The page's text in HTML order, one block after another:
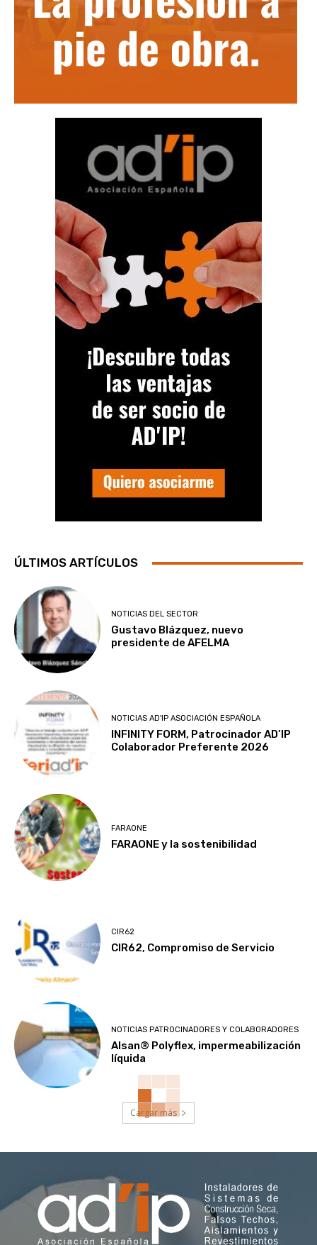
ÚLTIMOS ARTÍCULOS
NOTICIAS DEL SECTOR
Gustavo Blázquez, nuevo
presidente de AFELMA
NOTICIAS AD'IP ASOCIACIÓN ESPAÑOLA
INFINITY FORM, Patrocinador AD’IP
Colaborador Preferente 2026
FARAONE
FARAONE y la sostenibilidad
CIR62
CIR62, Compromiso de Servicio
NOTICIAS PATROCINADORES Y COLABORADORES
Alsan® Polyflex, impermeabilización
líquida
Cargar más